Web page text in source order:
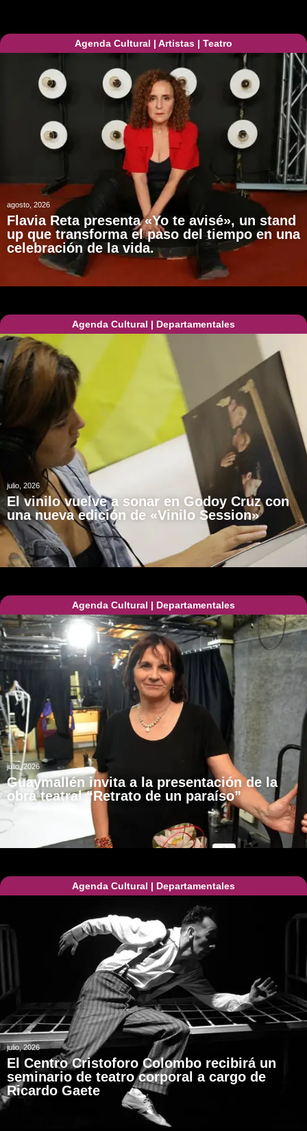
Agenda Cultural | Artistas | Teatro
agosto, 2026
Flavia Reta presenta «Yo te avisé», un stand
up que transforma el paso del tiempo en una
celebración de la vida.
Agenda Cultural | Departamentales
julio, 2026
El vinilo vuelve a sonar en Godoy Cruz con
una nueva edición de «Vinilo Session»
Agenda Cultural | Departamentales
julio, 2026
Guaymallén invita a la presentación de la
obra teatral “Retrato de un paraíso”
Agenda Cultural | Departamentales
julio, 2026
El Centro Cristoforo Colombo recibirá un
seminario de teatro corporal a cargo de
Ricardo Gaete